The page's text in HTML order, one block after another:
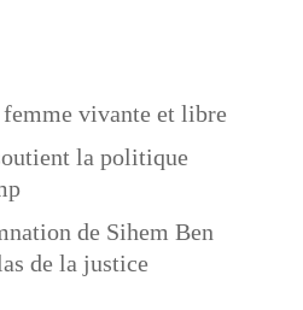
vivante et libre
la politique
de Sihem Ben
de la justice